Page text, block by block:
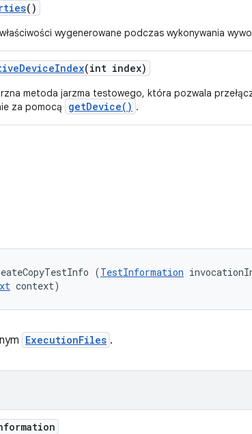
()
wygenerowane podczas wykonywania
DeviceIndex(int index)
metoda jarzma testowego, która pozwala
za pomocą
getDevice() .
(TestInformation
context)
ExecutionFiles .